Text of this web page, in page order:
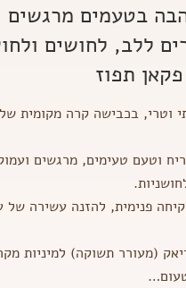
בטעמים מרגשים
ללב, לחושים
תפוז
וטרי, בכבישה קרה מקומית
וטעם טעימים, מרגשים
פנימית, להזנה עשירה של
(מעורר תשוקה) למיניות